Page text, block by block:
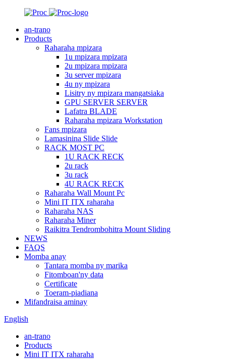
an-trano
Products
Raharaha mpizara
1u mpizara mpizara
2u mpizara mpizara
3u server mpizara
4u ny mpizara
Lisitry ny mpizara mangatsiaka
GPU SERVER SERVER
Lafatra BLADE
Raharaha mpizara Workstation
Fans mpizara
Lamasinina Slide Slide
RACK MOST PC
1U RACK RECK
2u rack
3u rack
4U RACK RECK
Raharaha Wall Mount Pc
Mini IT ITX raharaha
Raharaha NAS
Raharaha Miner
Raikitra Tendrombohitra Mount Sliding
NEWS
FAQS
Momba anay
Tantara momba ny marika
Fitomboan'ny data
Certificate
Toeram-piadiana
Mifandraisa aminay
English
an-trano
Products
Mini IT ITX raharaha